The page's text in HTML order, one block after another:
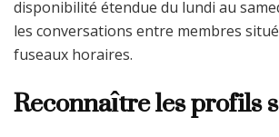
disponibilité étendue du lundi au
les conversations entre membres
fuseaux horaires.
Reconnaître les profils